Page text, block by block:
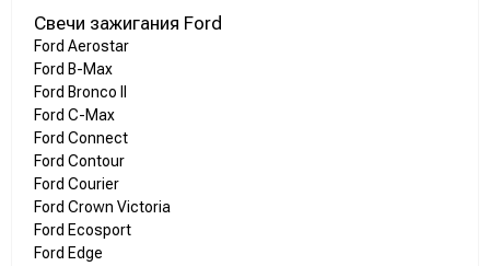
Свечи зажигания Ford
Ford Aerostar
Ford B-Max
Ford Bronco II
Ford C-Max
Ford Connect
Ford Contour
Ford Courier
Ford Crown Victoria
Ford Ecosport
Ford Edge